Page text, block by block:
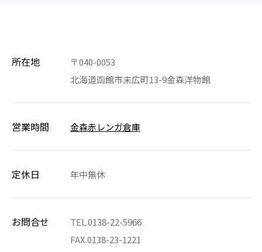
所在地
〒040-0053
北海道函館市末広町13-9金森洋物館
営業時間 金森赤レンガ倉庫
定休日 年中無休
お問合せ
TEL.0138-22-5966
FAX.0138-23-1221